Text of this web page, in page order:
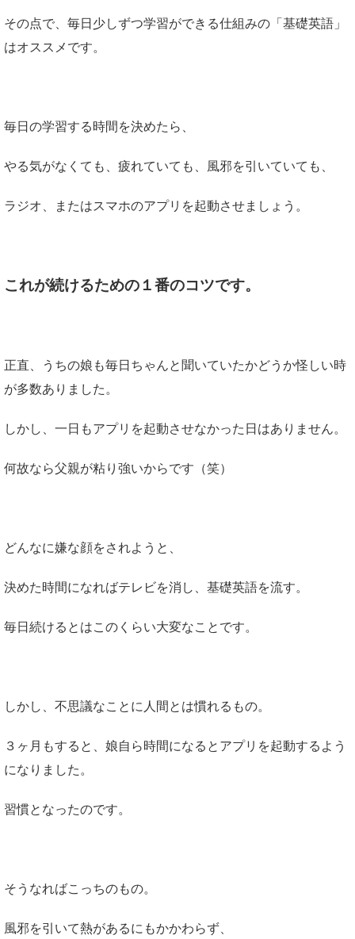
その点で、毎日少しずつ学習ができる仕組みの「基礎英語」
はオススメです。
毎日の学習する時間を決めたら、
やる気がなくても、疲れていても、風邪を引いていても、
ラジオ、またはスマホのアプリを起動させましょう。
これが続けるための１番のコツです。
正直、うちの娘も毎日ちゃんと聞いていたかどうか怪しい時
が多数ありました。
しかし、一日もアプリを起動させなかった日はありません。
何故なら父親が粘り強いからです（笑）
どんなに嫌な顔をされようと、
決めた時間になればテレビを消し、基礎英語を流す。
毎日続けるとはこのくらい大変なことです。
しかし、不思議なことに人間とは慣れるもの。
３ヶ月もすると、娘自ら時間になるとアプリを起動するよう
になりました。
習慣となったのです。
そうなればこっちのもの。
風邪を引いて熱があるにもかかわらず、